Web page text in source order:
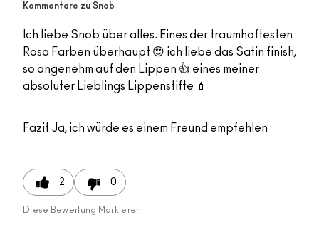
Kommentare zu Snob
Ich liebe Snob über alles. Eines der traumhaftesten
Rosa Farben überhaupt 😍 ich liebe das Satin finish,
so angenehm auf den Lippen 👍 eines meiner
absoluter Lieblings Lippenstifte 💄
Fazit Ja, ich würde es einem Freund empfehlen
2 0
Diese Bewertung Markieren